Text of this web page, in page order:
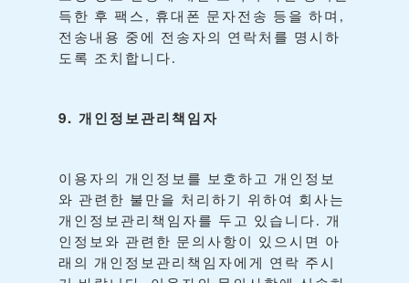
득한 후 팩스 , 휴대폰 문자전송 등을 하며 ,
전송내용 중에 전송자의 연락처를 명시하
도록 조치합니다 .
9. 개인정보관리책임자
이용자의 개인정보를 보호하고 개인정보
와 관련한 불만을 처리하기 위하여
회사는
개인정보관리책임자를 두고 있습니다 . 개
인정보와 관련한 문의사항이 있으시면
아
래의
개인정보관리책임자에게 연락 주시